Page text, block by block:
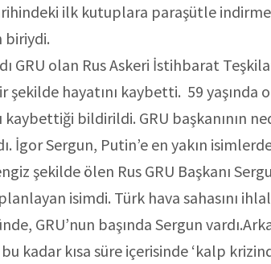
ilk kutuplara paraşütle indirme
biriydi.
GRU olan Rus Askeri İstihbarat
şekilde hayatını kaybetti. 59 yaşında
kaybettiği bildirildi. GRU başkanının
İgor Sergun, Putin’e en yakın
şekilde ölen Rus GRU Başkanı
isimdi. Türk hava sahasını
GRU’nun başında Sergun
kadar kısa süre içerisinde ‘kalp